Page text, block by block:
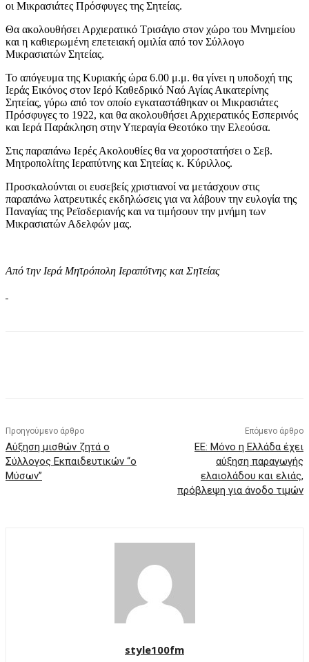
οι Μικρασιάτες Πρόσφυγες της Σητείας.
Θα ακολουθήσει Αρχιερατικό Τρισάγιο στον χώρο του Μνημείου
και η καθιερωμένη επετειακή ομιλία από τον Σύλλογο
Μικρασιατών Σητείας.
Το απόγευμα της Κυριακής ώρα 6.00 μ.μ. θα γίνει η υποδοχή της
Ιεράς Εικόνος στον Ιερό Καθεδρικό Ναό Αγίας Αικατερίνης
Σητείας, γύρω από τον οποίο εγκαταστάθηκαν οι Μικρασιάτες
Πρόσφυγες το 1922, και θα ακολουθήσει Αρχιερατικός Εσπερινός
και Ιερά Παράκληση στην Υπεραγία Θεοτόκο την Ελεούσα.
Στις παραπάνω Ιερές Ακολουθίες θα να χοροστατήσει ο Σεβ.
Μητροπολίτης Ιεραπύτνης και Σητείας κ. Κύριλλος.
Προσκαλούνται οι ευσεβείς χριστιανοί να μετάσχουν στις
παραπάνω λατρευτικές εκδηλώσεις για να λάβουν την ευλογία της
Παναγίας της Ρεϊσδεριανής και να τιμήσουν την μνήμη των
Μικρασιατών Αδελφών μας.
Από την Ιερά Μητρόπολη Ιεραπύτνης και Σητείας
Προηγούμενο άρθρο
Αύξηση μισθών ζητά ο
Σύλλογος Εκπαιδευτικών “o
Μύσων”
Επόμενο άρθρο
ΕΕ: Μόνο η Ελλάδα έχει
αύξηση παραγωγής
ελαιολάδου και ελιάς,
πρόβλεψη για άνοδο τιμών
style100fm